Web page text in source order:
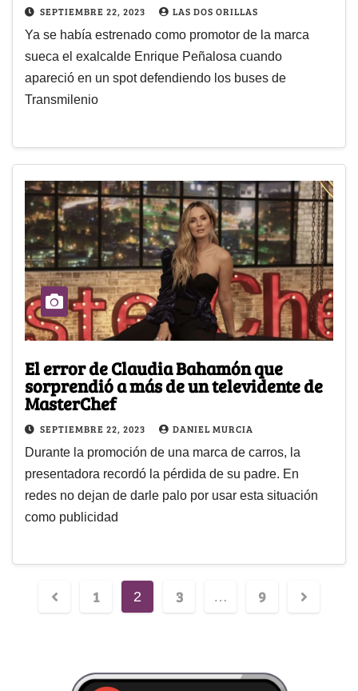
SEPTIEMBRE 22, 2023 LAS DOS ORILLAS
Ya se había estrenado como promotor de la marca
sueca el exalcalde Enrique Peñalosa cuando
apareció en un spot defendiendo los buses de
Transmilenio
El error de Claudia Bahamón que
sorprendió a más de un televidente de
MasterChef
SEPTIEMBRE 22, 2023 DANIEL MURCIA
Durante la promoción de una marca de carros, la
presentadora recordó la pérdida de su padre. En
redes no dejan de darle palo por usar esta situación
como publicidad
1 2 3 … 9